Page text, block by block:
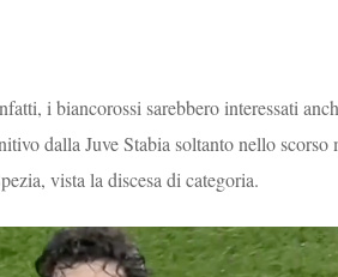
i biancorossi sarebbero interessati
dalla Juve Stabia soltanto nello scorso
vista la discesa di categoria.